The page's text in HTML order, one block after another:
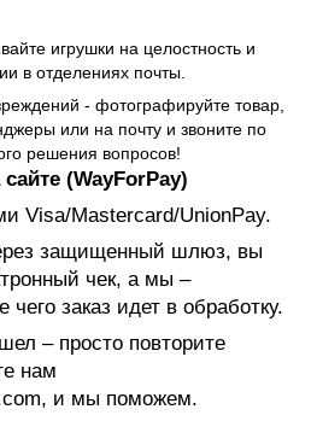
игрушки на целостность и
в отделениях почты.
- фотографируйте товар,
или на почту и звоните по
решения вопросов!
(WayForPay)
Visa/Mastercard/UnionPay.
защищенный шлюз, вы
чек, а мы –
заказ идет в обработку.
– просто повторите
нам
и мы поможем.